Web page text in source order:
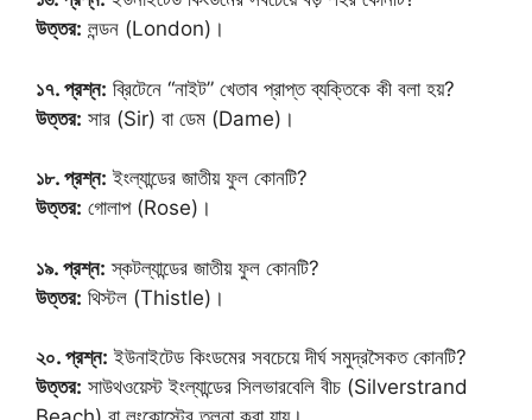
উত্তর: লন্ডন (London)।
১৭. প্রশ্ন: ব্রিটেনে “নাইট” খেতাব প্রাপ্ত ব্যক্তিকে কী বলা হয়?
উত্তর: সার (Sir) বা ডেম (Dame)।
১৮. প্রশ্ন: ইংল্যান্ডের জাতীয় ফুল কোনটি?
উত্তর: গোলাপ (Rose)।
১৯. প্রশ্ন: স্কটল্যান্ডের জাতীয় ফুল কোনটি?
উত্তর: থিস্টল (Thistle)।
২০. প্রশ্ন: ইউনাইটেড কিংডমের সবচেয়ে দীর্ঘ সমুদ্রসৈকত কোনটি?
উত্তর: সাউথওয়েস্ট ইংল্যান্ডের সিলভারবেলি বীচ (Silverstrand